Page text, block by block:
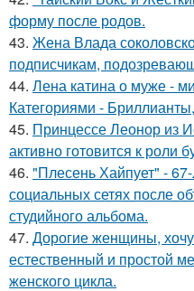
форму после родов.
43. Жена Влада
подписчикам,
44. Лена катина о муже -
Категориями -
45. Принцессе Леонор из
активно готовится к роли
46. "Плесень Хайпует" -
социальных сетях после
студийного альбома.
47. Дорогие женщины,
естественный и простой
женского цикла.